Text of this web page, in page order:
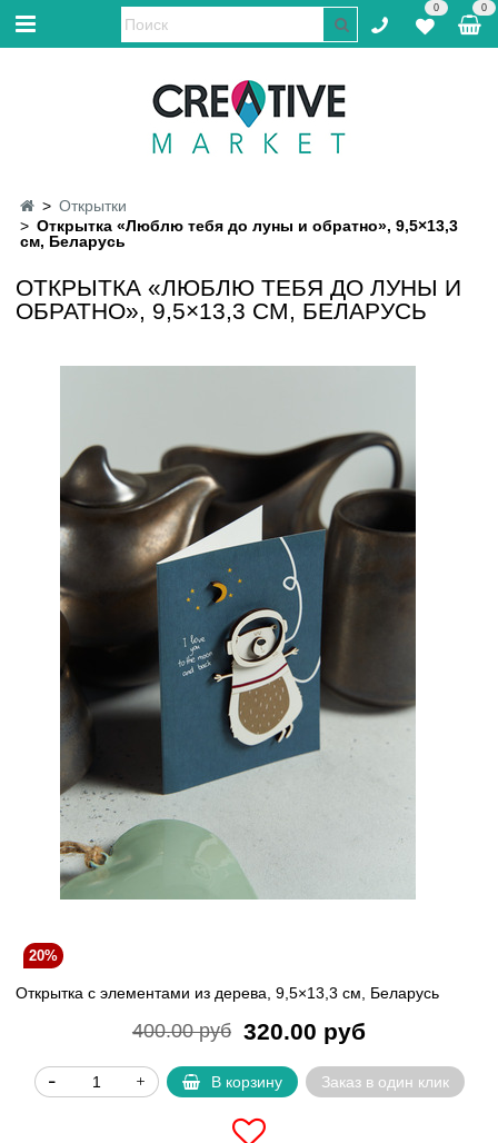
0 0
Открытки
Открытка «Люблю тебя до луны и обратно», 9,5×13,3
см, Беларусь
ОТКРЫТКА «ЛЮБЛЮ ТЕБЯ ДО ЛУНЫ И
ОБРАТНО», 9,5×13,3 СМ, БЕЛАРУСЬ
20%
Открытка с элементами из дерева, 9,5×13,3 см, Беларусь
400.00 руб 320.00 руб
В корзину Заказ в один клик